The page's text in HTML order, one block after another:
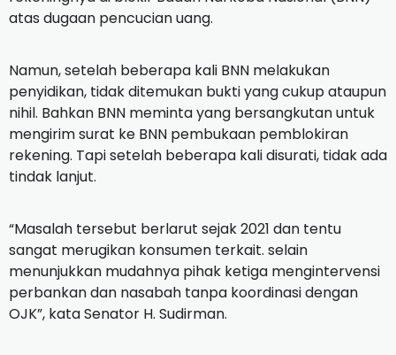
atas dugaan pencucian uang.
Namun, setelah beberapa kali BNN melakukan
penyidikan, tidak ditemukan bukti yang cukup ataupun
nihil. Bahkan BNN meminta yang bersangkutan untuk
mengirim surat ke BNN pembukaan pemblokiran
rekening. Tapi setelah beberapa kali disurati, tidak ada
tindak lanjut.
“Masalah tersebut berlarut sejak 2021 dan tentu
sangat merugikan konsumen terkait. selain
menunjukkan mudahnya pihak ketiga mengintervensi
perbankan dan nasabah tanpa koordinasi dengan
OJK”, kata Senator H. Sudirman.